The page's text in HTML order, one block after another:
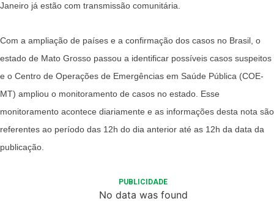
Janeiro já estão com transmissão comunitária.
Com a ampliação de países e a confirmação dos casos no Brasil, o
estado de Mato Grosso passou a identificar possíveis casos suspeitos
e o Centro de Operações de Emergências em Saúde Pública (COE-
MT) ampliou o monitoramento de casos no estado. Esse
monitoramento acontece diariamente e as informações desta nota são
referentes ao período das 12h do dia anterior até as 12h da data da
publicação.
PUBLICIDADE
No data was found